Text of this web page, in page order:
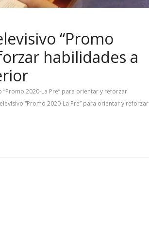
“Promo
habilidades a
2020-La Pre” para orientar y reforzar
“Promo 2020-La Pre” para orientar y reforzar